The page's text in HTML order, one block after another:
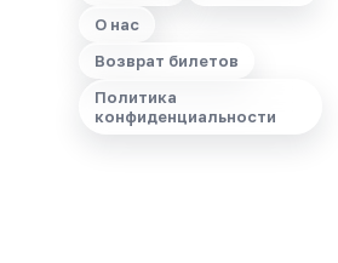
О нас
Возврат билетов
Политика
конфиденциальности